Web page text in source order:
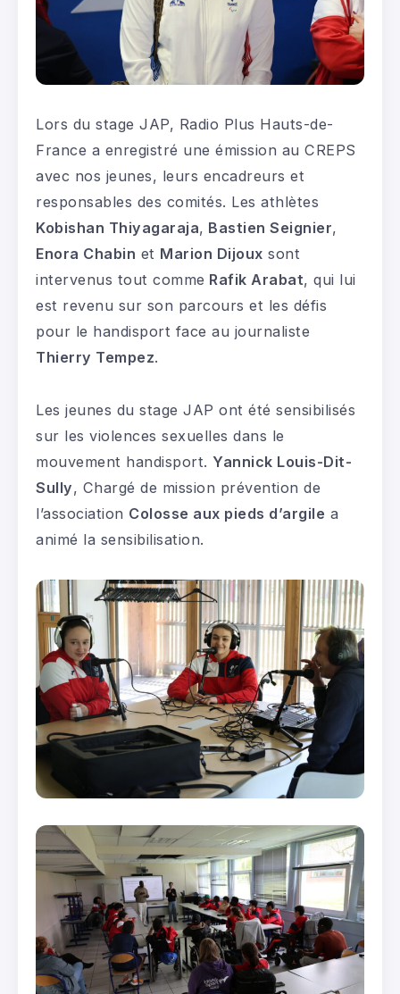
Lors du stage JAP, Radio Plus Hauts-de-
France a enregistré une émission au CREPS
avec nos jeunes, leurs encadreurs et
responsables des comités. Les athlètes
Kobishan Thiyagaraja, Bastien Seignier,
Enora Chabin et Marion Dijoux sont
intervenus tout comme Rafik Arabat, qui lui
est revenu sur son parcours et les défis
pour le handisport face au journaliste
Thierry Tempez.
Les jeunes du stage JAP ont été sensibilisés
sur les violences sexuelles dans le
mouvement handisport. Yannick Louis-Dit-
Sully, Chargé de mission prévention de
l’association Colosse aux pieds d’argile a
animé la sensibilisation.